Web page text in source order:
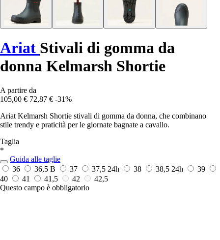
Ariat Stivali di gomma da
donna Kelmarsh Shortie
A partire da
105,00 € 72,87 € -31%
Ariat Kelmarsh Shortie stivali di gomma da donna, che combinano
stile trendy e praticità per le giornate bagnate a cavallo.
Taglia
*
Guida alle taglie
36
36,5 B 37 37,5 24h 38 38,5 24h
39
40
41 41,5 42
42,5
Questo campo è obbligatorio